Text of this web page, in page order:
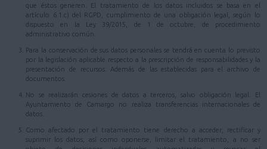
que éstos generen. El tratamiento de los datos incluidos se basa en el
artículo 6.1.c) del RGPD, cumplimiento de una obligación legal, según lo
dispuesto en la Ley 39/2015, de 1 de octubre, de procedimiento
administrativo común.
Para la conservación de sus datos personales se tendrá en cuenta lo previsto
por la legislación aplicable respecto a la prescripción de responsabilidades y la
presentación de recursos. Además de las establecidas para el archivo de
documentos.
No se realizarán cesiones de datos a terceros, salvo obligación legal. El
Ayuntamiento de Camargo no realiza transferencias internacionales de
datos.
Como afectado por el tratamiento tiene derecho a acceder, rectificar y
suprimir los datos, así como oponerse, limitar el tratamiento, a no ser